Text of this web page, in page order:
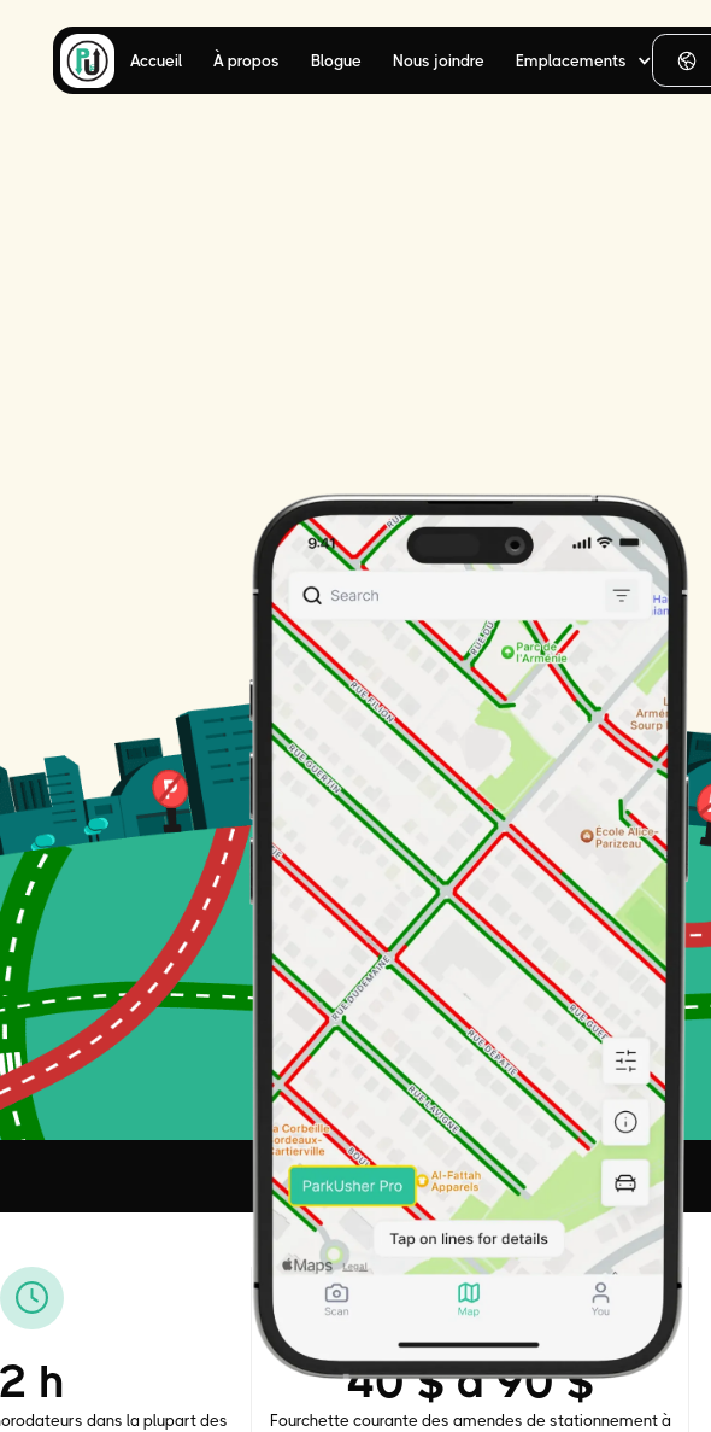
Accueil À propos Blogue Nous joindre Emplacements
VU DANS
2 h
dans la plupart des
40 $ à 90 $
Fourchette courante des amendes de stationnement à